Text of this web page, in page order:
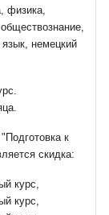
физика,
язык, немецкий
к
скидка:
курс,
курс,